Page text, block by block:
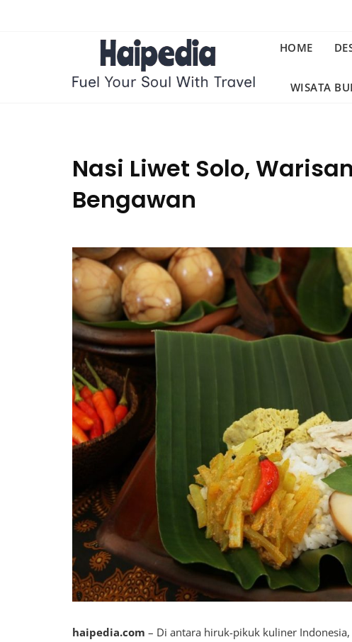
HOME
WISATA
Nasi Liwet Solo,
Bengawan
haipedia.com – Di antara hiruk-pikuk kuliner